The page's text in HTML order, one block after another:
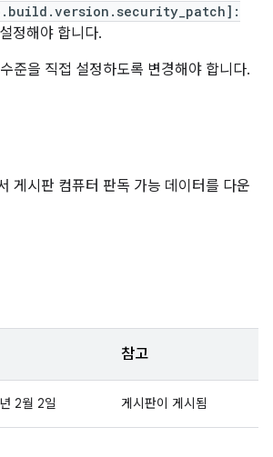
정해야 합니다.
준을 직접 설정하도록 변경해야 합니다.
게시판 컴퓨터 판독 가능 데이터를 다운
참고
2월 2일 게시판이 게시됨